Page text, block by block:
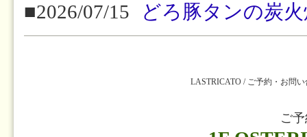
■2026/07/15 どろ豚タンの炭
LASTRICATO / ご予約・お問い
ご